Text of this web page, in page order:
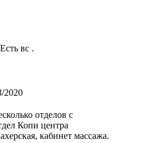
вс .
2020
отделов с
Копи центра
кабинет массажа.